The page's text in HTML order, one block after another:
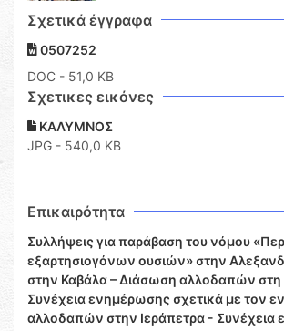
Σχετικά έγγραφα
0507252
DOC - 51,0 KB
Σχετικες εικόνες
ΚΑΛΥΜΝΟΣ
JPG - 540,0 KB
Επικαιρότητα
Συλλήψεις για παράβαση του νόμου
εξαρτησιογόνων ουσιών» στην
στην Καβάλα – Διάσωση αλλοδαπών στη
Συνέχεια ενημέρωσης σχετικά με τον
αλλοδαπών στην Ιεράπετρα - Συνέχεια